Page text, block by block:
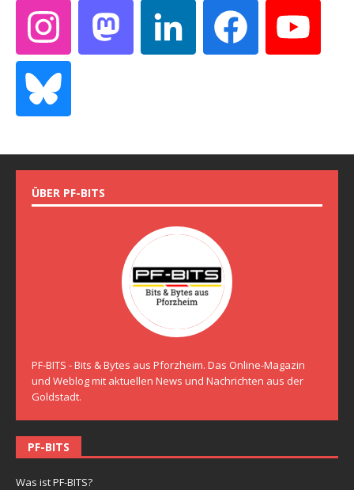
ÜBER PF-BITS
PF-BITS - Bits & Bytes aus Pforzheim. Das Online-Magazin
und Weblog mit aktuellen News und Nachrichten aus der
Goldstadt.
PF-BITS
Was ist PF-BITS?